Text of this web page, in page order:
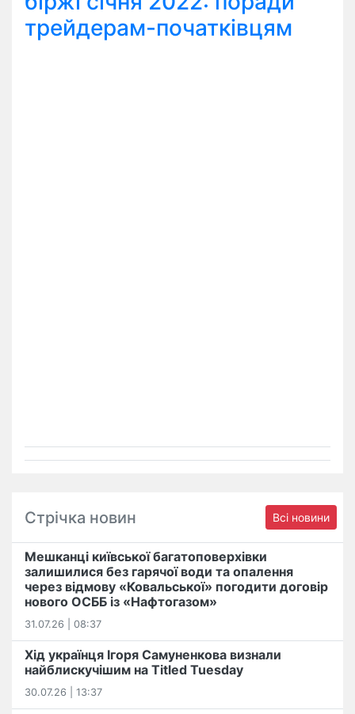
трейдерам-початківцям
Стрічка новин Всі новини
Мешканці київської багатоповерхівки
залишилися без гарячої води та опалення
через відмову «Ковальської» погодити договір
нового ОСББ із «Нафтогазом»
31.07.26 | 08:37
Хід українця Ігоря Самуненкова визнали
найблискучішим на Titled Tuesday
30.07.26 | 13:37